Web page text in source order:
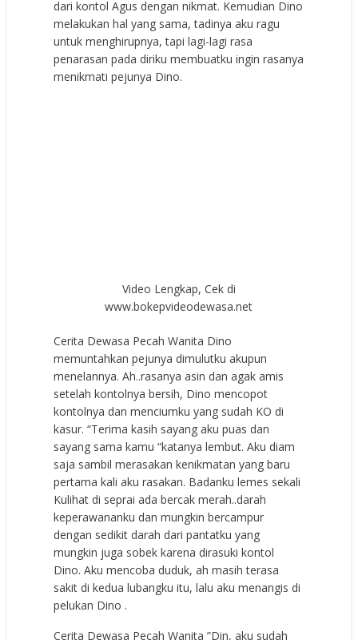
dari kontol Agus dengan nikmat. Kemudian Dino
melakukan hal yang sama, tadinya aku ragu
untuk menghirupnya, tapi lagi-lagi rasa
penarasan pada diriku membuatku ingin rasanya
menikmati pejunya Dino.
Video Lengkap, Cek di
www.bokepvideodewasa.net
Cerita Dewasa Pecah Wanita Dino
memuntahkan pejunya dimulutku akupun
menelannya. Ah..rasanya asin dan agak amis
setelah kontolnya bersih, Dino mencopot
kontolnya dan menciumku yang sudah KO di
kasur. “Terima kasih sayang aku puas dan
sayang sama kamu “katanya lembut. Aku diam
saja sambil merasakan kenikmatan yang baru
pertama kali aku rasakan. Badanku lemes sekali
Kulihat di seprai ada bercak merah..darah
keperawananku dan mungkin bercampur
dengan sedikit darah dari pantatku yang
mungkin juga sobek karena dirasuki kontol
Dino. Aku mencoba duduk, ah masih terasa
sakit di kedua lubangku itu, lalu aku menangis di
pelukan Dino .
Cerita Dewasa Pecah Wanita ”Din, aku sudah